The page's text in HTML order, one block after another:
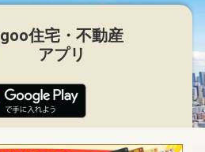
goo住宅・不動産
アプリ